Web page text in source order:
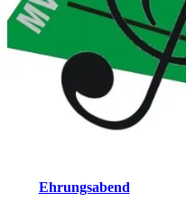
Ehrungsabend